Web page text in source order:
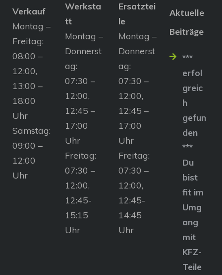
Verkauf
Montag –
Freitag:
08:00 –
12:00,
13:00 –
18:00
Uhr
Samstag:
09:00 –
12:00
Uhr
Werksta
tt
Montag –
Donnerst
ag:
07:30 –
12:00,
12:45 –
17:00
Uhr
Freitag:
07:30 –
12:00,
12:45-
15:15
Uhr
Ersatztei
le
Montag –
Donnerst
ag:
07:30 –
12:00,
12:45 –
17:00
Uhr
Freitag:
07:30 –
12:00,
12:45-
14:45
Uhr
Aktuelle
Beiträge
***
erfol
greic
h
gefun
den
***
Du
bist
fit im
Umg
ang
mit
KFZ-
Teile